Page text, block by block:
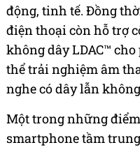
động, tinh tế. Đồng
điện thoại còn hỗ trợ
không dây LDAC™
thể trải nghiệm âm
nghe có dây lẫn
Một trong những
smartphone tầm